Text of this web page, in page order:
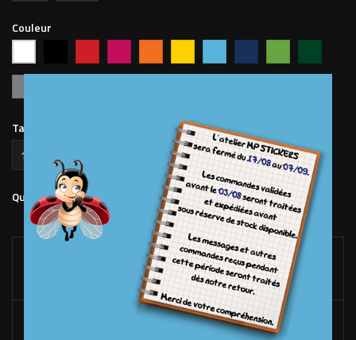
Couleur
vif
clair
foncé pommeforêt
Taille Sticker (en mm)
Quantité  Ajouter au panier
LIVRAISON OFFERTE*
DÉS 100€ D'ACHAT SUR LE SITE. (FRANCE MÉTROPOLITAINE
RACLETTE OFFERTE*
DÉS 50€ D'ACHAT DE STICKERS UNIQUEMENT.